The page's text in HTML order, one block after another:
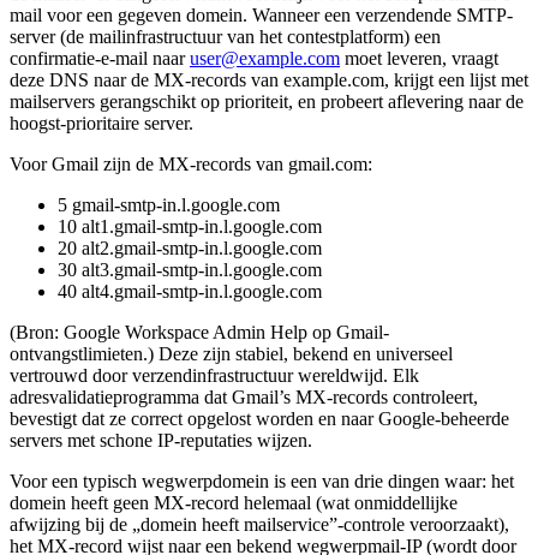
mail voor een gegeven domein. Wanneer een verzendende SMTP-
server (de mailinfrastructuur van het contestplatform) een
confirmatie-e-mail naaruser@example.com moet leveren, vraagt
deze DNS naar de MX-records van example.com, krijgt een lijst met
mailservers gerangschikt op prioriteit, en probeert aflevering naar de
hoogst-prioritaire server.
Voor Gmail zijn de MX-records van gmail.com:
5 gmail-smtp-in.l.google.com
10 alt1.gmail-smtp-in.l.google.com
20 alt2.gmail-smtp-in.l.google.com
30 alt3.gmail-smtp-in.l.google.com
40 alt4.gmail-smtp-in.l.google.com
(Bron: Google Workspace Admin Help op Gmail-
ontvangstlimieten.) Deze zijn stabiel, bekend en universeel
vertrouwd door verzendinfrastructuur wereldwijd. Elk
adresvalidatieprogramma dat Gmail’s MX-records controleert,
bevestigt dat ze correct opgelost worden en naar Google-beheerde
servers met schone IP-reputaties wijzen.
Voor een typisch wegwerpdomein is een van drie dingen waar: het
domein heeft geen MX-record helemaal (wat onmiddellijke
afwijzing bij de „domein heeft mailservice”-controle veroorzaakt),
het MX-record wijst naar een bekend wegwerpmail-IP (wordt door